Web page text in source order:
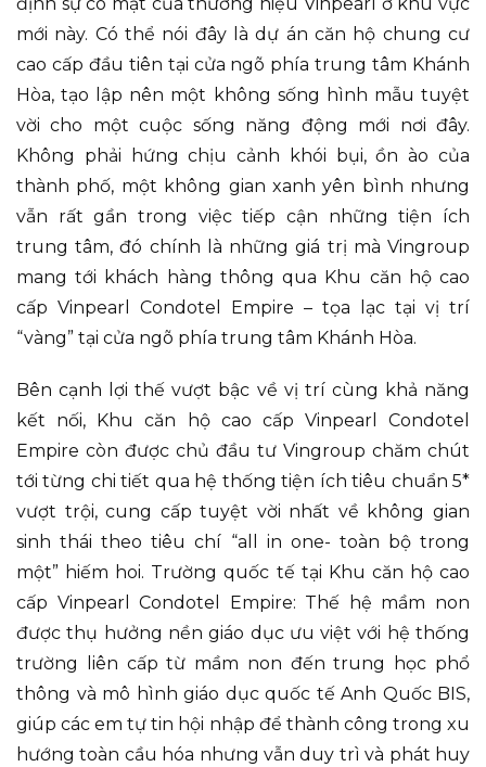
mới này. Có thể nói đây là dự án căn hộ chung cư
cao cấp đầu tiên tại cửa ngõ phía trung tâm Khánh
Hòa, tạo lập nên một không sống hình mẫu tuyệt
vời cho một cuộc sống năng động mới nơi đây.
Không phải hứng chịu cảnh khói bụi, ồn ào của
thành phố, một không gian xanh yên bình nhưng
vẫn rất gần trong việc tiếp cận những tiện ích
trung tâm, đó chính là những giá trị mà Vingroup
mang tới khách hàng thông qua Khu căn hộ cao
cấp Vinpearl Condotel Empire – tọa lạc tại vị trí
“vàng” tại cửa ngõ phía trung tâm Khánh Hòa.
Bên cạnh lợi thế vượt bậc về vị trí cùng khả năng
kết nối, Khu căn hộ cao cấp Vinpearl Condotel
Empire còn được chủ đầu tư Vingroup chăm chút
tới từng chi tiết qua hệ thống tiện ích tiêu chuẩn 5*
vượt trội, cung cấp tuyệt vời nhất về không gian
sinh thái theo tiêu chí “all in one- toàn bộ trong
một” hiếm hoi. Trường quốc tế tại Khu căn hộ cao
cấp Vinpearl Condotel Empire: Thế hệ mầm non
được thụ hưởng nền giáo dục ưu việt với hệ thống
trường liên cấp từ mầm non đến trung học phổ
thông và mô hình giáo dục quốc tế Anh Quốc BIS,
giúp các em tự tin hội nhập để thành công trong xu
hướng toàn cầu hóa nhưng vẫn duy trì và phát huy